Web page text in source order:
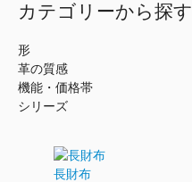
カテゴリーから探す
形
革の質感
機能・価格帯
シリーズ
長財布